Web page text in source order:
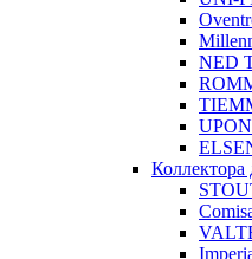
NED
Коллектора